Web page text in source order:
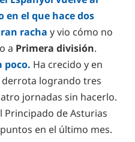
en el que hace dos
racha y vio cómo no
a Primera división.
poco. Ha crecido y en
derrota logrando tres
jornadas sin hacerlo.
Principado de Asturias
en el último mes.